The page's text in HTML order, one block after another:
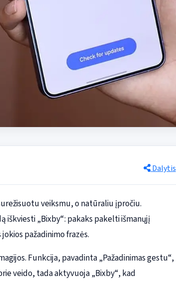
Dalytis
veiksmu, o natūraliu įpročiu.
iškviesti „Bixby“: pakaks pakelti išmanųjį
pažadinimo frazės.
Funkcija, pavadinta „Pažadinimas gestu“,
veido, tada aktyvuoja „Bixby“, kad